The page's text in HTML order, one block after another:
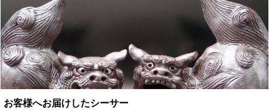
お客様へお届けしたシーサー